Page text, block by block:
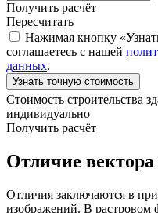
Получить расчёт
Пересчитать
Нажимая кнопку
соглашаетесь с нашей
данных.
Узнать точную стоимость
Стоимость строительства
индивидуально
Получить расчёт
Отличие вектора
Отличия заключаются в
изображений. В растровом